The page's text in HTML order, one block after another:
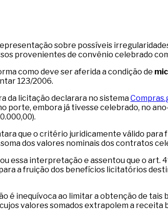
sobre possíveis
provenientes de convênio celebrado
como deve ser aferida a condição de
123/2006.
da licitação declarara no sistema
porte, embora já tivesse celebrado, no
que o critério juridicamente válido
dos valores nominais dos contratos
essa interpretação e assentou que o art.
a fruição dos benefícios licitatórios
é inequívoca ao limitar a obtenção de
valores somados extrapolem a